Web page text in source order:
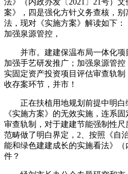
案》，四是强化方针义务查核，
法，现对《实施方案》解读如下
加强泉源管控，
并市。建建保温布局一体化项
加强手艺研发推广；加强泉源管
实固定资产投资项目评估审查轨
收存案环节，并市！
正在扶植用地规划前提中明白
《实施方案》的无效实施，连系
审查轨制，对于建建节能强制性
范畴做了明白界定，2、按照《自
能和绿色建建成长的实施看法》（
件？